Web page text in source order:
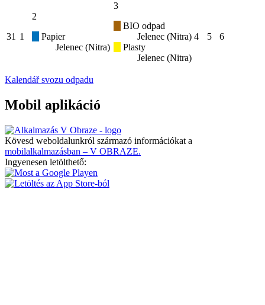
31 1
2
Papier
Jelenec (Nitra)
3
BIO odpad
Jelenec (Nitra)
Plasty
Jelenec (Nitra)
4 5 6
Kalendář svozu odpadu
Mobil aplikáció
Kövesd weboldalunkról származó információkat a
mobilalkalmazásban – V OBRAZE.
Ingyenesen letölthető: